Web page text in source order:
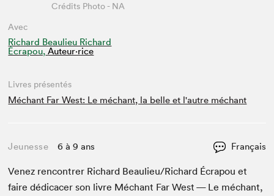
Avec
Richard Beaulieu Richard
Écrapou, Auteur·rice
Crédits Photo - NA
Livres présentés
Méchant Far West: Le méchant, la belle et l'autre méchant
Jeunesse 6 à 9 ans Français
Venez ren­con­tr­er Richard Beaulieu/​Richard Écrapou et
faire dédi­cac­er son livre Méchant Far West — Le méchant,